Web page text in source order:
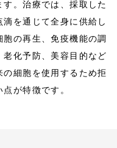
。治療では、採取した
を通じて全身に供給し
の再生、免疫機能の調
化予防、美容目的など
細胞を使用するため拒
が特徴です。